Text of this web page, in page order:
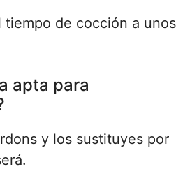
tiempo de cocción a unos
apta para
y los sustituyes por